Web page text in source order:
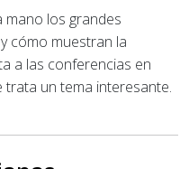
mano los grandes
cómo muestran la
a las conferencias en
trata un tema interesante.